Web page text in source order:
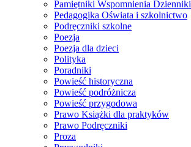
Pamiętniki Wspomnienia Dzienniki
Pedagogika Oświata i szkolnictwo
Podręczniki szkolne
Poezja
Poezja dla dzieci
Polityka
Poradniki
Powieść historyczna
Powieść podróżnicza
Powieść przygodowa
Prawo Książki dla praktyków
Prawo Podręczniki
Proza